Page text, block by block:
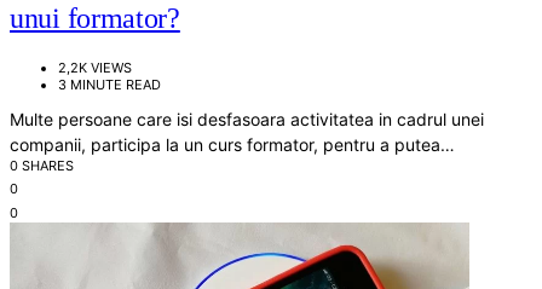
unui formator?
2,2K VIEWS
3 MINUTE READ
Multe persoane care isi desfasoara activitatea in cadrul unei
companii, participa la un curs formator, pentru a putea…
0 SHARES
0
0